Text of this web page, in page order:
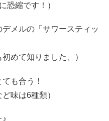
恐縮です！）
メルの「サワースティッ
めて知りました、）
も合う！
味は6種類）
♪